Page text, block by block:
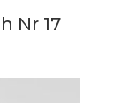
Nr 17